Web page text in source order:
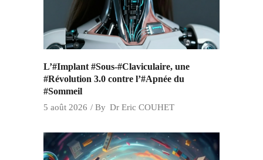
L’#Implant #Sous-#Claviculaire, une
#Révolution 3.0 contre l’#Apnée du
#Sommeil
5 août 2026 By Dr Eric COUHET